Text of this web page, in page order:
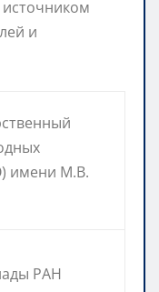
и
имени М.В.
РАН